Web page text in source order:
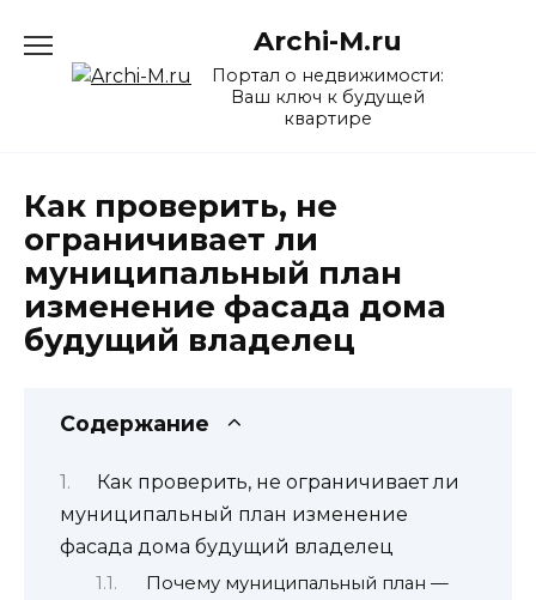
содержанию
Archi-M.ru
Портал о недвижимости:
Ваш ключ к будущей
квартире
Как проверить, не
ограничивает ли
муниципальный план
изменение фасада дома
будущий владелец
Содержание
Как проверить, не ограничивает ли
муниципальный план изменение
фасада дома будущий владелец
Почему муниципальный план —